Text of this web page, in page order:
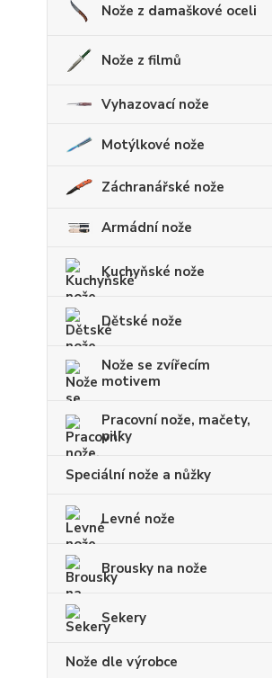
Nože z damaškové oceli
Nože z filmů
Vyhazovací nože
Motýlkové nože
Záchranářské nože
Armádní nože
Kuchyňské nože
Dětské nože
Nože se zvířecím
motivem
Pracovní nože, mačety,
pilky
Speciální nože a nůžky
Levné nože
Brousky na nože
Sekery
Nože dle výrobce